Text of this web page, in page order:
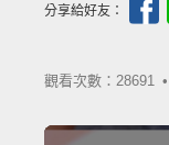
分享給好友：
觀看次數：28691 •